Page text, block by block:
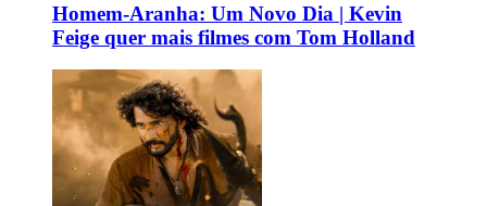
Homem-Aranha: Um Novo Dia | Kevin
Feige quer mais filmes com Tom Holland